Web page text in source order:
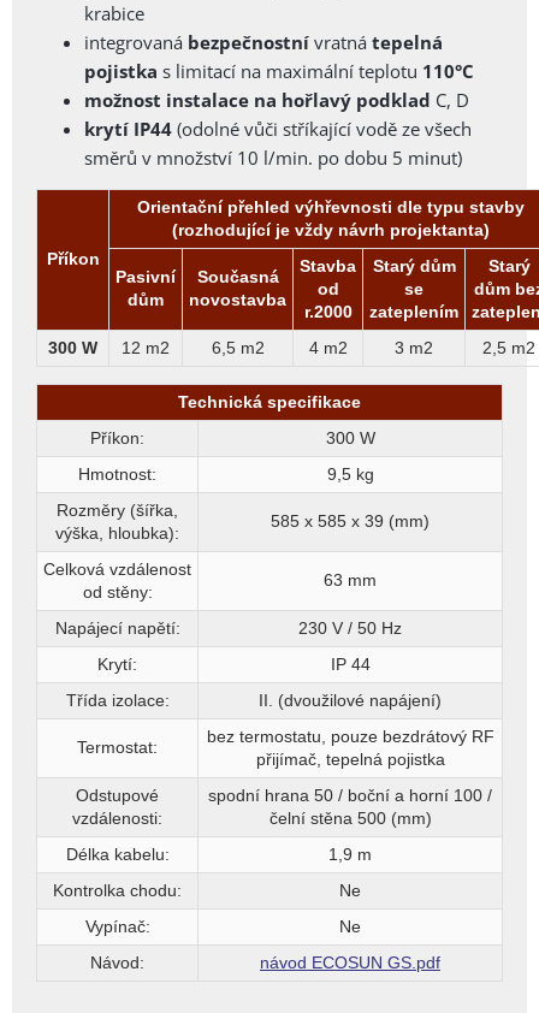
krabice
integrovaná bezpečnostní vratná tepelná
pojistka s limitací na maximální teplotu 110°C
možnost instalace na hořlavý podklad C, D
krytí IP44 (odolné vůči stříkající vodě ze všech
směrů v množství 10 l/min. po dobu 5 minut)
Příkon
Orientační přehled výhřevnosti dle typu stavby
(rozhodující je vždy návrh projektanta)
Pasivní
dům
Současná
novostavba
Stavba
od
r.2000
Starý dům
se
zateplením
Starý
dům
300 W
12 m2 6,5 m2 4 m2 3 m2 2,5 m2
Technická specifikace
Příkon:
300 W
Hmotnost:
9,5 kg
Rozměry (šířka,
výška, hloubka):
585 x 585 x 39 (mm)
Celková vzdálenost
od stěny:
63 mm
Napájecí napětí:
230 V / 50 Hz
Krytí:
IP 44
Třída izolace:
II. (dvoužilové napájení)
Termostat:
bez termostatu, pouze bezdrátový RF
přijímač, tepelná pojistka
Odstupové
vzdálenosti:
spodní hrana 50 / boční a horní 100 /
čelní stěna 500 (mm)
Délka kabelu:
1,9 m
Kontrolka chodu:
Ne
Vypínač:
Ne
Návod:
návod ECOSUN GS.pdf